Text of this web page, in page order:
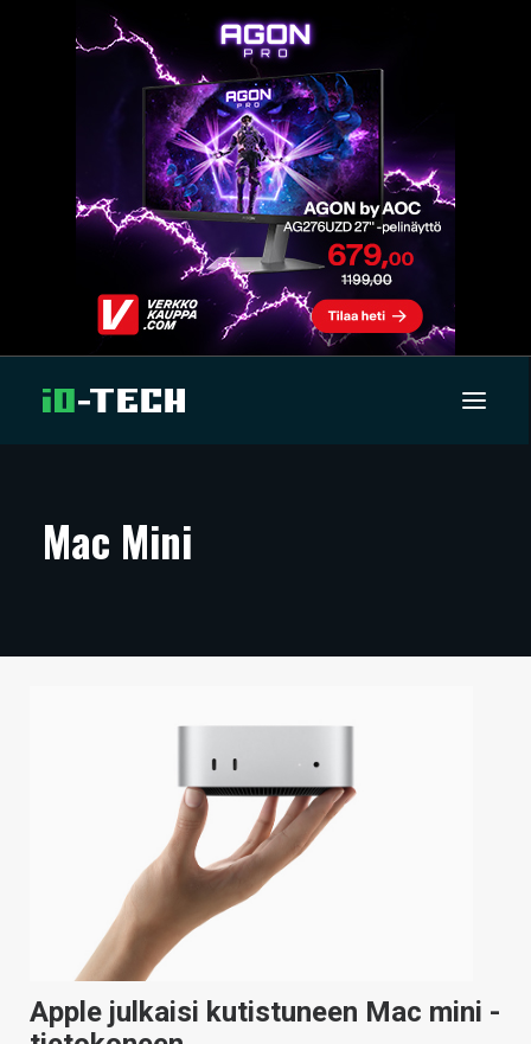
ARTIKKELIT
TECHBBS
HAKU
Mac Mini
Apple julkaisi kutistuneen Mac mini -